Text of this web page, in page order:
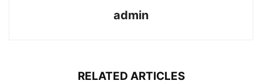
admin
RELATED ARTICLES